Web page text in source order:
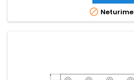
 Neturime